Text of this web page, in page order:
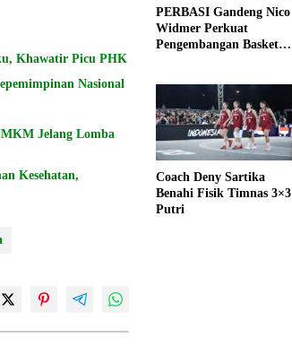
Khawatir Picu PHK
Nasional
Jelang Lomba
Kesehatan,
PERBASI Gandeng Nico
Widmer Perkuat
Pengembangan Basket
Coach Deny Sartika
Benahi Fisik Timnas 3×3
Putri